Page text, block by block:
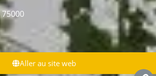
Aller au site web